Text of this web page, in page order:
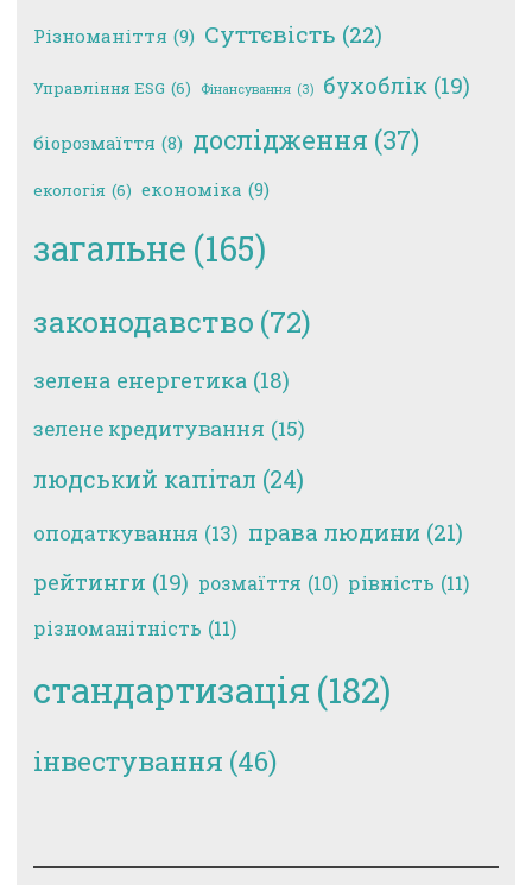
Різноманіття (9) Суттєвість (22)
Управління ESG (6) Фінансування (3) бухоблік (19)
біорозмаїття (8) дослідження (37)
екологія (6) економіка (9)
загальне (165)
законодавство (72)
зелена енергетика (18)
зелене кредитування (15)
людський капітал (24)
оподаткування (13) права людини (21)
рейтинги (19) розмаїття (10) рівність (11)
різноманітність (11)
стандартизація (182)
інвестування (46)